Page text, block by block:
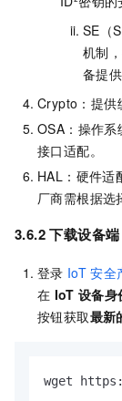
SE（
机制
备提供
Crypto：提供
OSA：操作系
接口适配。
HAL：硬件适
厂商需根据选
3.6.2 下载设备端
登录 IoT 安全
在 IoT 设备身
按钮获取最新
wget